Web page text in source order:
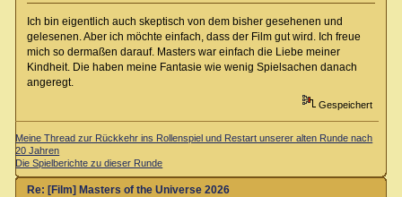
Ich bin eigentlich auch skeptisch von dem bisher gesehenen und
gelesenen. Aber ich möchte einfach, dass der Film gut wird. Ich freue
mich so dermaßen darauf. Masters war einfach die Liebe meiner
Kindheit. Die haben meine Fantasie wie wenig Spielsachen danach
angeregt.
Gespeichert
Meine Thread zur Rückkehr ins Rollenspiel und Restart unserer alten Runde nach
20 Jahren
Die Spielberichte zu dieser Runde
Re: [Film] Masters of the Universe 2026